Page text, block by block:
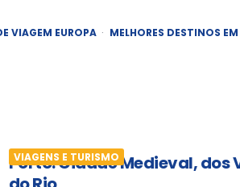
VIAGEM EUROPA MELHORES DESTINOS
VIAGENS E TURISMO
Porto: Cidade Medieval, dos